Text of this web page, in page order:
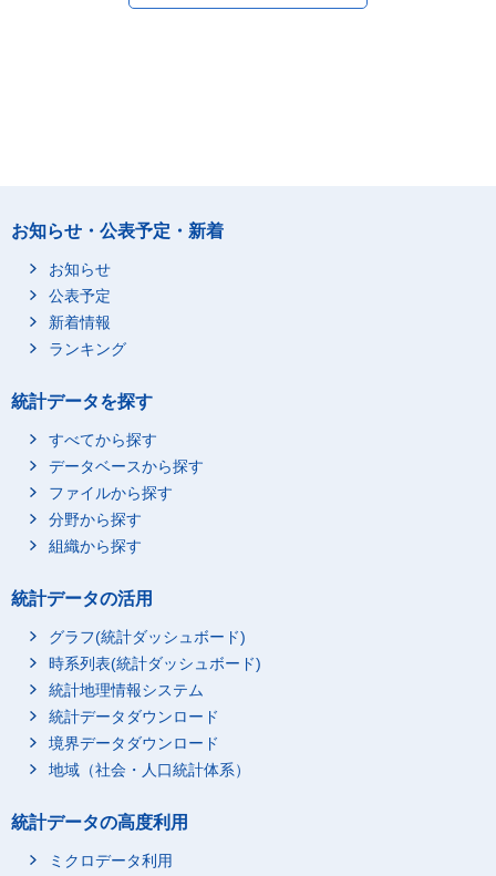
お知らせ・公表予定・新着
お知らせ
公表予定
新着情報
ランキング
統計データを探す
すべてから探す
データベースから探す
ファイルから探す
分野から探す
組織から探す
統計データの活用
グラフ(統計ダッシュボード)
時系列表(統計ダッシュボード)
統計地理情報システム
統計データダウンロード
境界データダウンロード
地域（社会・人口統計体系）
統計データの高度利用
ミクロデータ利用